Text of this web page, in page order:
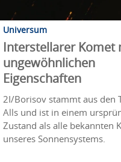
Universum
Interstellarer Komet
ungewöhnlichen
Eigenschaften
2I/Borisov stammt aus den
Alls und ist in einem
Zustand als alle bekannten
unseres Sonnensystems.